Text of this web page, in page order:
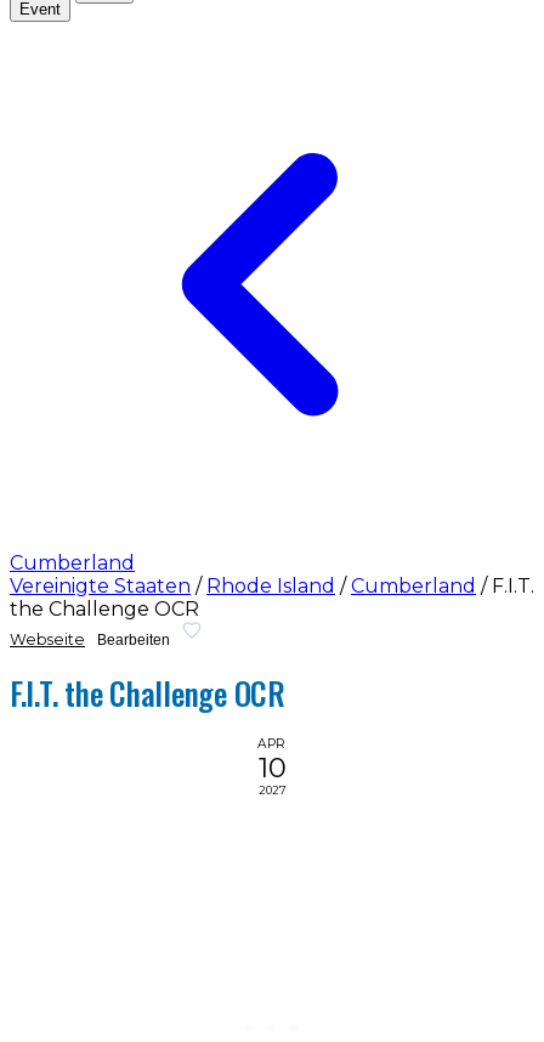
Event
Cumberland
Vereinigte Staaten / Rhode Island / Cumberland / F.I.T.
the Challenge OCR
Webseite Bearbeiten
F.I.T. the Challenge OCR
APR
10
2027